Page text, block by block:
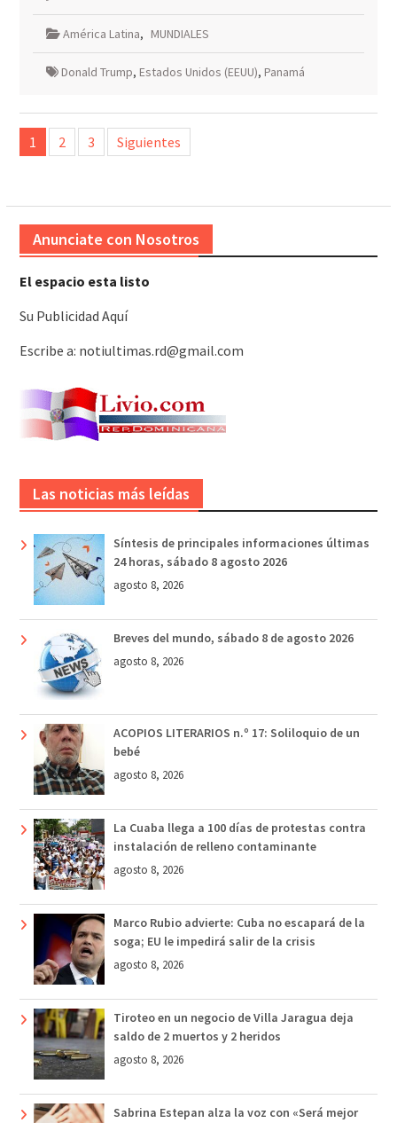
América Latina, MUNDIALES
Donald Trump, Estados Unidos (EEUU), Panamá
Paginación
de
1 2 3 Siguientes
Anunciate con Nosotros
El espacio esta listo
Su Publicidad Aquí
Escribe a: notiultimas.rd@gmail.com
Las noticias más leídas
Síntesis de principales informaciones últimas
24 horas, sábado 8 agosto 2026
agosto 8, 2026
Breves del mundo, sábado 8 de agosto 2026
agosto 8, 2026
ACOPIOS LITERARIOS n.º 17: Soliloquio de un
bebé
agosto 8, 2026
La Cuaba llega a 100 días de protestas contra
instalación de relleno contaminante
agosto 8, 2026
Marco Rubio advierte: Cuba no escapará de la
soga; EU le impedirá salir de la crisis
agosto 8, 2026
Tiroteo en un negocio de Villa Jaragua deja
saldo de 2 muertos y 2 heridos
agosto 8, 2026
Sabrina Estepan alza la voz con «Será mejor